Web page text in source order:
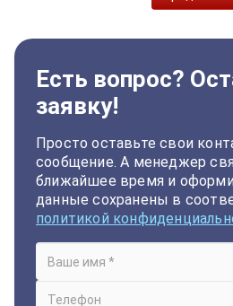
Есть вопрос?
заявку!
Просто оставьте свои
сообщение. А менеджер
ближайшее время и
данные сохранены в
политикой